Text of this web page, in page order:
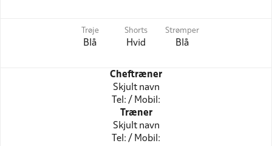
Trøje
Blå
Shorts
Hvid
Strømper
Blå
Cheftræner
Skjult navn
Tel: / Mobil:
Træner
Skjult navn
Tel: / Mobil: